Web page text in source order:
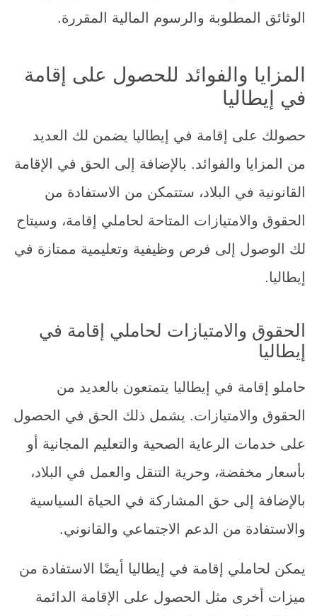
الوثائق المطلوبة والرسوم المالية المقررة.
المزايا والفوائد للحصول على إقامة
في إيطاليا
حصولك على إقامة في إيطاليا يضمن لك العديد
من المزايا والفوائد. بالإضافة إلى الحق في الإقامة
القانونية في البلاد، ستتمكن من الاستفادة من
الحقوق والامتيازات المتاحة لحاملي إقامة، وسيتاح
لك الوصول إلى فرص وظيفية وتعليمية ممتازة في
إيطاليا.
الحقوق والامتيازات لحاملي إقامة في
إيطاليا
حاملو إقامة في إيطاليا يتمتعون بالعديد من
الحقوق والامتيازات. يشمل ذلك الحق في الحصول
على خدمات الرعاية الصحية والتعليم المجانية أو
بأسعار مخفضة، وحرية التنقل والعمل في البلاد،
بالإضافة إلى حق المشاركة في الحياة السياسية
والاستفادة من الدعم الاجتماعي والقانوني.
يمكن لحاملي إقامة في إيطاليا أيضًا الاستفادة من
ميزات أخرى مثل الحصول على الإقامة الدائمة